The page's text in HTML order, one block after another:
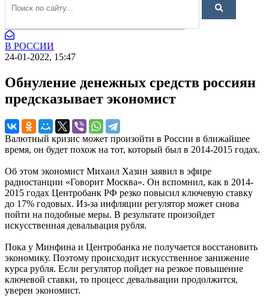
В РОССИИ
24-01-2022, 15:47
Обнуление денежных средств россиян
предсказывает экономист
Валютный кризис может произойти в России в ближайшее
время, он будет похож на тот, который был в 2014-2015 годах.
Об этом экономист Михаил Хазин заявил в эфире
радиостанции «Говорит Москва». Он вспомнил, как в 2014-
2015 годах Центробанк РФ резко повысил ключевую ставку
до 17% годовых. Из-за инфляции регулятор может снова
пойти на подобные меры. В результате произойдет
искусственная девальвация рубля.
Пока у Минфина и Центробанка не получается восстановить
экономику. Поэтому происходит искусственное занижение
курса рубля. Если регулятор пойдет на резкое повышение
ключевой ставки, то процесс девальвации продолжится,
уверен экономист.